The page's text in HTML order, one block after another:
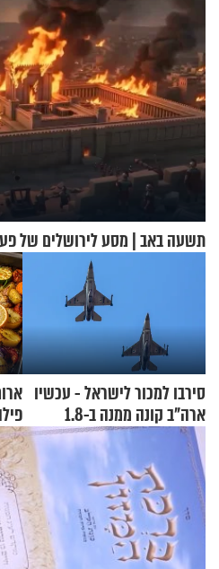
תשעה באב | מסע לירושלים של
סירבו למכור לישראל - עכשיו
ארה"ב קונה ממנה ב-1.8
מיליארד דולר